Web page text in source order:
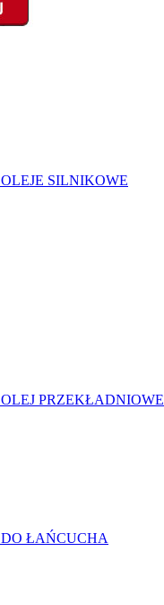
OLEJE SILNIKOWE
OLEJ PRZEKŁADNIOWE
DO ŁAŃCUCHA